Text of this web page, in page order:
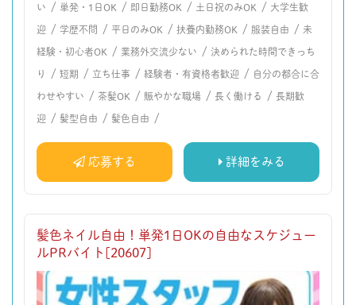
い / 単発・1日OK / 即日勤務OK / 土日祝のみOK / 大学生歓
迎 / 学歴不問 / 平日のみOK / 扶養内勤務OK / 服装自由 / 未
経験・初心者OK / 業務外交流少ない / 決められた時間できっち
り / 短期 / 立ち仕事 / 経験者・有資格者歓迎 / 自分の都合に合
わせやすい / 茶髪OK / 賑やかな職場 / 長く働ける / 長期歓
迎 / 髪型自由 / 髪色自由 /
応募する 詳細をみる
髪色ネイル自由！単発1日OKの自由なスケジュー
ルPRバイト[20607]